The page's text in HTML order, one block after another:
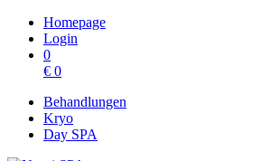
Homepage
Login
0
€ 0
Behandlungen
Kryo
Day SPA